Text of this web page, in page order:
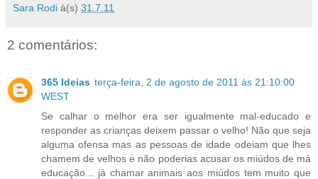
Sara Rodi à(s) 31.7.11
2 comentários:
365 Ideias terça-feira, 2 de agosto de 2011 às 21:10:00
WEST
Se calhar o melhor era ser igualmente mal-educado e
responder as crianças deixem passar o velho! Não que seja
alguma ofensa mas as pessoas de idade odeiam que lhes
chamem de velhos e não poderias acusar os miúdos de má
educação... já chamar animais aos miúdos tem muito que